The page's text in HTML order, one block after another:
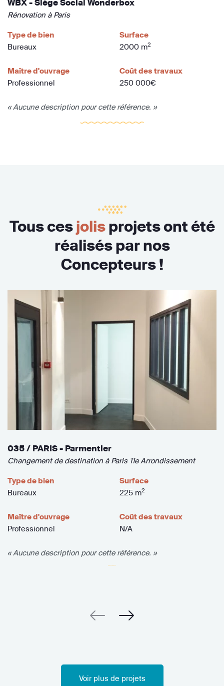
WBX - Siège Social Wonderbox
Rénovation à Paris
Type de bien
Bureaux
Surface
2000 m2
Maître d'ouvrage
Professionnel
Coût des travaux
250 000€
« Aucune description pour cette référence. »
Tous cesjolisprojets ont été
réalisés par nos
Concepteurs !
035 / PARIS - Parmentier
Changement de destination à Paris 11e Arrondissement
Type de bien
Bureaux
Surface
225 m2
Maître d'ouvrage
Professionnel
Coût des travaux
N/A
« Aucune description pour cette référence. »
Voir plus de projets